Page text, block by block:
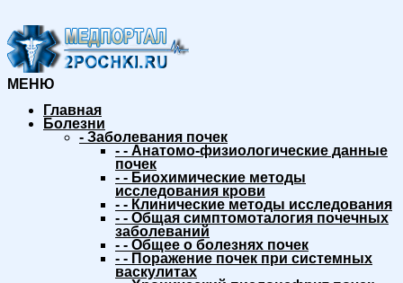
МЕНЮ
Главная
Болезни
- Заболевания почек
- - Анатомо-физиологические данные
почек
- - Биохимические методы
исследования крови
- - Клинические методы исследования
- - Общая симптомоталогия почечных
заболеваний
- - Общее о болезнях почек
- - Поражение почек при системных
васкулитах